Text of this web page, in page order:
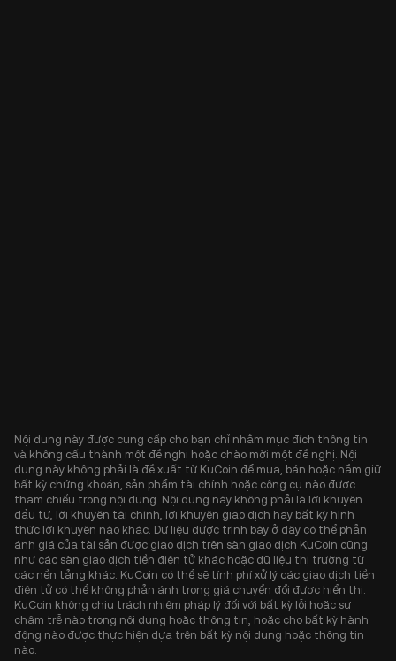
Nội dung này được cung cấp cho bạn chỉ nhằm mục đích thông tin
và không cấu thành một đề nghị hoặc chào mời một đề nghị. Nội
dung này không phải là đề xuất từ KuCoin để mua, bán hoặc nắm giữ
bất kỳ chứng khoán, sản phẩm tài chính hoặc công cụ nào được
tham chiếu trong nội dung. Nội dung này không phải là lời khuyên
đầu tư, lời khuyên tài chính, lời khuyên giao dịch hay bất kỳ hình
thức lời khuyên nào khác. Dữ liệu được trình bày ở đây có thể phản
ánh giá của tài sản được giao dịch trên sàn giao dịch KuCoin cũng
như các sàn giao dịch tiền điện tử khác hoặc dữ liệu thị trường từ
các nền tảng khác. KuCoin có thể sẽ tính phí xử lý các giao dịch tiền
điện tử có thể không phản ánh trong giá chuyển đổi được hiển thị.
KuCoin không chịu trách nhiệm pháp lý đối với bất kỳ lỗi hoặc sự
chậm trễ nào trong nội dung hoặc thông tin, hoặc cho bất kỳ hành
động nào được thực hiện dựa trên bất kỳ nội dung hoặc thông tin
nào.